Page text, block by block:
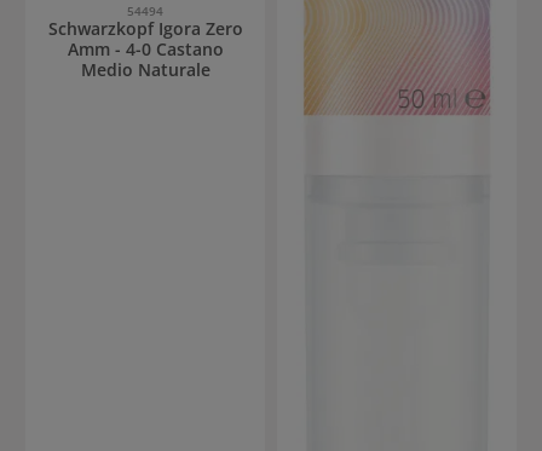
54494
Schwarzkopf Igora Zero
Amm - 4-0 Castano
Medio Naturale